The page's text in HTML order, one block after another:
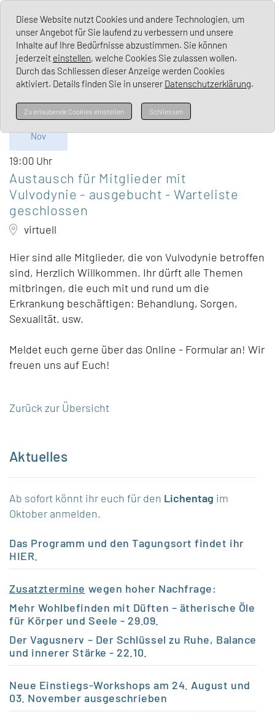
Mi
26.
Nov
19:00 Uhr
Austausch für Mitglieder mit
Vulvodynie - ausgebucht - Warteliste
geschlossen
virtuell
Hier sind alle Mitglieder, die von Vulvodynie betroffen
sind, Herzlich Willkommen. Ihr dürft alle Themen
mitbringen, die euch mit und rund um die
Erkrankung beschäftigen: Behandlung, Sorgen,
Sexualität. usw.
Meldet euch gerne über das Online - Formular an! Wir
freuen uns auf Euch!
Zurück zur Übersicht
Aktuelles
Ab sofort könnt ihr euch für den Lichentag im
Oktober anmelden.
Das Programm und den Tagungsort findet ihr
HIER
Zusatztermine wegen hoher Nachfrage:
Mehr Wohlbefinden mit Düften – ätherische Öle
für Körper und Seele - 29.09.
Der Vagusnerv – Der Schlüssel zu Ruhe, Balance
und innerer Stärke - 22.10.
Neue Einstiegs-Workshops am 24. August und
03. November ausgeschrieben
Diese Website nutzt Cookies und andere Technologien, um
unser Angebot für Sie laufend zu verbessern und unsere
Inhalte auf Ihre Bedürfnisse abzustimmen. Sie können
jederzeit einstellen, welche Cookies Sie zulassen wollen.
Durch das Schliessen dieser Anzeige werden Cookies
aktiviert. Details finden Sie in unserer Datenschutzerklärung.
Zu erlaubende Cookies einstellen Schliessen